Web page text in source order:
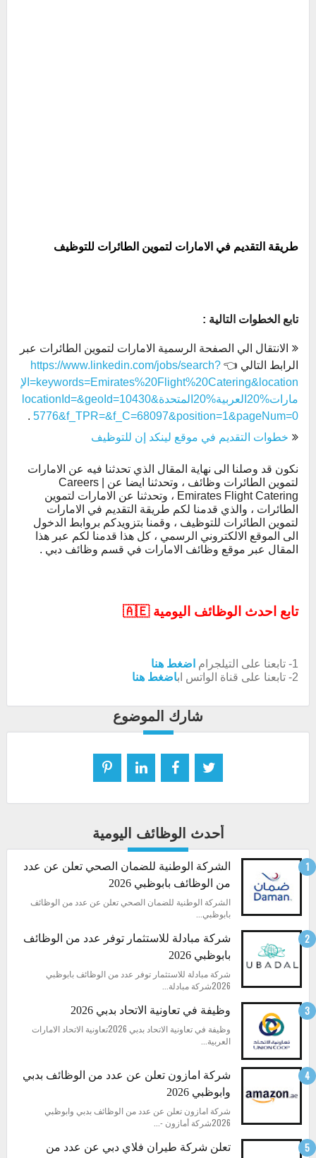
طريقة التقديم في الامارات لتموين الطائرات للتوظيف
تابع الخطوات التالية :
الانتقال الي الصفحة الرسمية الامارات لتموين الطائرات عبر
الرابط التالي 👈 https://www.linkedin.com/jobs/search?
keywords=Emirates%20Flight%20Catering&location=الإ
مارات%20العربية%20المتحدة&locationId=&geoId=10430
5776&f_TPR=&f_C=68097&position=1&pageNum=0
.
خطوات التقديم في موقع لينكد إن للتوظيف
نكون قد وصلنا الى نهاية المقال الذي تحدثنا فيه عن الامارات
لتموين الطائرات وظائف ، وتحدثنا ايضا عن Careers |
Emirates Flight Catering ، وتحدثنا عن الامارات لتموين
الطائرات ، والذي قدمنا لكم طريقة التقديم في الامارات
لتموين الطائرات للتوظيف ، وقمنا بتزويدكم بروابط الدخول
الى الموقع الالكتروني الرسمي ، كل هذا قدمنا لكم عبر هذا
المقال عبر موقع وظائف الامارات في قسم وظائف دبي .
تابع احدث الوظائف اليومية 🇦🇪
1- تابعنا على التيلجرام
اضغط هنا
2- تابعنا على قناة الواتس اب
اضغط هنا
شارك الموضوع
أحدث الوظائف اليومية
الشركة الوطنية للضمان الصحي تعلن عن عدد
من الوظائف بابوظبي 2026
الشركة الوطنية للضمان الصحي تعلن عن عدد من الوظائف
بابوظبي...
شركة مبادلة للاستثمار توفر عدد من الوظائف
بابوظبي 2026
شركة مبادلة للاستثمار توفر عدد من الوظائف بابوظبي
2026شركة مبادلة...
وظيفة في تعاونية الاتحاد بدبي 2026
وظيفة في تعاونية الاتحاد بدبي 2026تعاونية الاتحاد الامارات
العربية...
شركة امازون تعلن عن عدد من الوظائف بدبي
وابوظبي 2026
شركة امازون تعلن عن عدد من الوظائف بدبي وابوظبي
2026شركة أمازون -...
تعلن شركة طيران فلاي دبي عن عدد من